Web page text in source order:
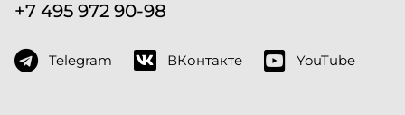
+7 495 972 90-98
Telegram ВКонтакте YouTube